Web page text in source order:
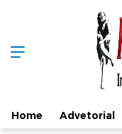
Home Advetorial